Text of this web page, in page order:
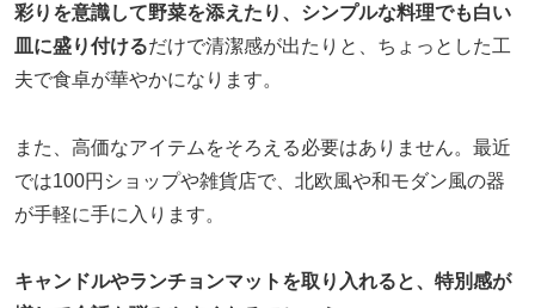
彩りを意識して野菜を添えたり、シンプルな料理でも白い
皿に盛り付けるだけで清潔感が出たりと、ちょっとした工
夫で食卓が華やかになります。
また、高価なアイテムをそろえる必要はありません。最近
では100円ショップや雑貨店で、北欧風や和モダン風の器
が手軽に手に入ります。
キャンドルやランチョンマットを取り入れると、特別感が